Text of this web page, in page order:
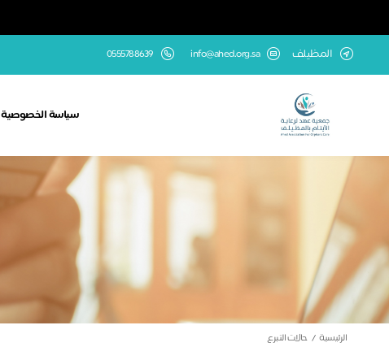
المظيلف info@ahed.org.sa
0555788639
سياسة الخصوصية
الرئيسية حالات التبرع